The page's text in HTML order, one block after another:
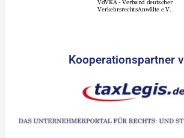
Kooperationspartner